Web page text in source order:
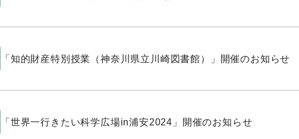
「知的財産特別授業（神奈川県立川崎図書館）」開催のお知らせ
「世界一行きたい科学広場in浦安2024」開催のお知らせ